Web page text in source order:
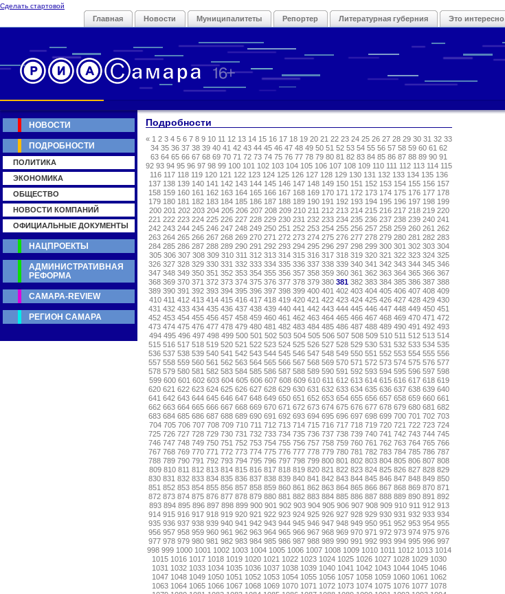
Сделать стартовой
Главная Новости Муниципалитеты Репортер Литературная губерния Это интересно
Подробности
« 1 2 3 4 5 6 7 8 9 10 11 12 13 14 15 16 17 18 19 20 21 22 23 24 25 26 27 28 29 30 31 32 33
34 35 36 37 38 39 40 41 42 43 44 45 46 47 48 49 50 51 52 53 54 55 56 57 58 59 60 61 62
63 64 65 66 67 68 69 70 71 72 73 74 75 76 77 78 79 80 81 82 83 84 85 86 87 88 89 90 91
92 93 94 95 96 97 98 99 100 101 102 103 104 105 106 107 108 109 110 111 112 113 114 115
116 117 118 119 120 121 122 123 124 125 126 127 128 129 130 131 132 133 134 135 136
137 138 139 140 141 142 143 144 145 146 147 148 149 150 151 152 153 154 155 156 157
158 159 160 161 162 163 164 165 166 167 168 169 170 171 172 173 174 175 176 177 178
179 180 181 182 183 184 185 186 187 188 189 190 191 192 193 194 195 196 197 198 199
200 201 202 203 204 205 206 207 208 209 210 211 212 213 214 215 216 217 218 219 220
221 222 223 224 225 226 227 228 229 230 231 232 233 234 235 236 237 238 239 240 241
242 243 244 245 246 247 248 249 250 251 252 253 254 255 256 257 258 259 260 261 262
263 264 265 266 267 268 269 270 271 272 273 274 275 276 277 278 279 280 281 282 283
284 285 286 287 288 289 290 291 292 293 294 295 296 297 298 299 300 301 302 303 304
305 306 307 308 309 310 311 312 313 314 315 316 317 318 319 320 321 322 323 324 325
326 327 328 329 330 331 332 333 334 335 336 337 338 339 340 341 342 343 344 345 346
347 348 349 350 351 352 353 354 355 356 357 358 359 360 361 362 363 364 365 366 367
368 369 370 371 372 373 374 375 376 377 378 379 380 381 382 383 384 385 386 387 388
389 390 391 392 393 394 395 396 397 398 399 400 401 402 403 404 405 406 407 408 409
410 411 412 413 414 415 416 417 418 419 420 421 422 423 424 425 426 427 428 429 430
431 432 433 434 435 436 437 438 439 440 441 442 443 444 445 446 447 448 449 450 451
452 453 454 455 456 457 458 459 460 461 462 463 464 465 466 467 468 469 470 471 472
473 474 475 476 477 478 479 480 481 482 483 484 485 486 487 488 489 490 491 492 493
494 495 496 497 498 499 500 501 502 503 504 505 506 507 508 509 510 511 512 513 514
515 516 517 518 519 520 521 522 523 524 525 526 527 528 529 530 531 532 533 534 535
536 537 538 539 540 541 542 543 544 545 546 547 548 549 550 551 552 553 554 555 556
557 558 559 560 561 562 563 564 565 566 567 568 569 570 571 572 573 574 575 576 577
578 579 580 581 582 583 584 585 586 587 588 589 590 591 592 593 594 595 596 597 598
599 600 601 602 603 604 605 606 607 608 609 610 611 612 613 614 615 616 617 618 619
620 621 622 623 624 625 626 627 628 629 630 631 632 633 634 635 636 637 638 639 640
641 642 643 644 645 646 647 648 649 650 651 652 653 654 655 656 657 658 659 660 661
662 663 664 665 666 667 668 669 670 671 672 673 674 675 676 677 678 679 680 681 682
683 684 685 686 687 688 689 690 691 692 693 694 695 696 697 698 699 700 701 702 703
704 705 706 707 708 709 710 711 712 713 714 715 716 717 718 719 720 721 722 723 724
725 726 727 728 729 730 731 732 733 734 735 736 737 738 739 740 741 742 743 744 745
746 747 748 749 750 751 752 753 754 755 756 757 758 759 760 761 762 763 764 765 766
767 768 769 770 771 772 773 774 775 776 777 778 779 780 781 782 783 784 785 786 787
788 789 790 791 792 793 794 795 796 797 798 799 800 801 802 803 804 805 806 807 808
809 810 811 812 813 814 815 816 817 818 819 820 821 822 823 824 825 826 827 828 829
830 831 832 833 834 835 836 837 838 839 840 841 842 843 844 845 846 847 848 849 850
851 852 853 854 855 856 857 858 859 860 861 862 863 864 865 866 867 868 869 870 871
872 873 874 875 876 877 878 879 880 881 882 883 884 885 886 887 888 889 890 891 892
893 894 895 896 897 898 899 900 901 902 903 904 905 906 907 908 909 910 911 912 913
914 915 916 917 918 919 920 921 922 923 924 925 926 927 928 929 930 931 932 933 934
935 936 937 938 939 940 941 942 943 944 945 946 947 948 949 950 951 952 953 954 955
956 957 958 959 960 961 962 963 964 965 966 967 968 969 970 971 972 973 974 975 976
977 978 979 980 981 982 983 984 985 986 987 988 989 990 991 992 993 994 995 996 997
998 999 1000 1001 1002 1003 1004 1005 1006 1007 1008 1009 1010 1011 1012 1013 1014
1015 1016 1017 1018 1019 1020 1021 1022 1023 1024 1025 1026 1027 1028 1029 1030
1031 1032 1033 1034 1035 1036 1037 1038 1039 1040 1041 1042 1043 1044 1045 1046
1047 1048 1049 1050 1051 1052 1053 1054 1055 1056 1057 1058 1059 1060 1061 1062
1063 1064 1065 1066 1067 1068 1069 1070 1071 1072 1073 1074 1075 1076 1077 1078
НОВОСТИ
ПОДРОБНОСТИ
ПОЛИТИКА
ЭКОНОМИКА
ОБЩЕСТВО
НОВОСТИ КОМПАНИЙ
ОФИЦИАЛЬНЫЕ ДОКУМЕНТЫ
НАЦПРОЕКТЫ
АДМИНИСТРАТИВНАЯ
РЕФОРМА
САМАРА-REVIEW
РЕГИОН САМАРА